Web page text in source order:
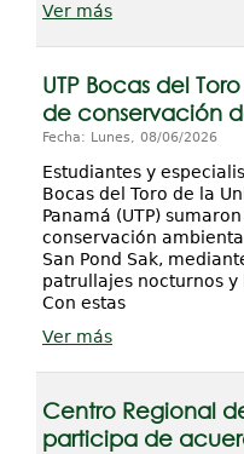
Ver más
UTP Bocas del
de conservación
Fecha: Lunes, 08/06/2026
Estudiantes y
Bocas del Toro de la
Panamá (UTP)
conservación
San Pond Sak,
patrullajes nocturnos
Con estas
Ver más
Centro Regional
participa de